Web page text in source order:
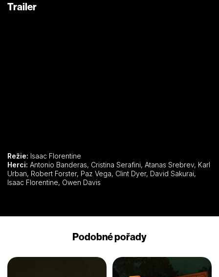
Trailer
Režie: Isaac Florentine
Herci:
Urban, Robert Forster, Paz Vega, Clint Dyer, David Sakurai,
Isaac Florentine, Owen Davis
Podobné pořady